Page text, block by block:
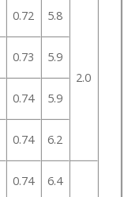
0.72 5.8
2.0
0.73 5.9
0.74 5.9
0.74 6.2
0.74 6.4